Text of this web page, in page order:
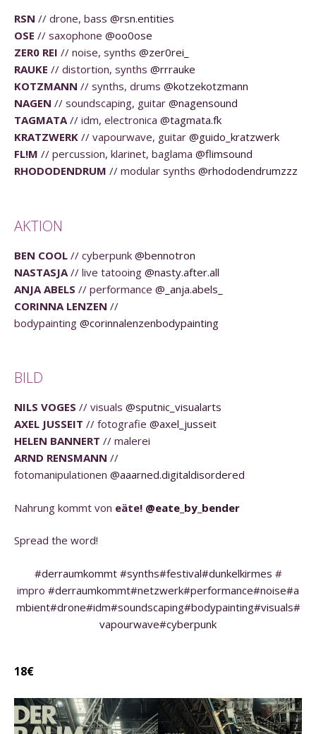
RSN // drone, bass @rsn.entities
OSE // saxophone @oo0ose
ZER0 REI // noise, synths @zer0rei_
RAUKE // distortion, synths @rrrauke
KOTZMANN // synths, drums @kotzekotzmann
NAGEN // soundscaping, guitar @nagensound
TAGMATA// idm, electronica @tagmata.fk
KRATZWERK // vapourwave, guitar @guido_kratzwerk
FL!M // percussion, klarinet, baglama @flimsound
RHODODENDRUM // modular synths @rhododendrumzzz
AKTION
BEN COOL // cyberpunk @bennotron
NASTASJA // live tatooing @nasty.after.all
ANJA ABELS // performance @_anja.abels_
CORINNA LENZEN //
bodypainting @corinnalenzenbodypainting
BILD
NILS VOGES // visuals @sputnic_visualarts
AXEL JUSSEIT // fotografie @axel_jusseit
HELEN BANNERT // malerei
ARND RENSMANN //
fotomanipulationen @aaarned.digitaldisordered
Nahrung kommt von eäte! @eate_by_bender
Spread the word!
#derraumkommt #synths#festival#dunkelkirmes #
impro #derraumkommt#netzwerk#performance#noise#a
mbient#drone#idm#soundscaping#bodypainting#visuals#
vapourwave#cyberpunk
18€